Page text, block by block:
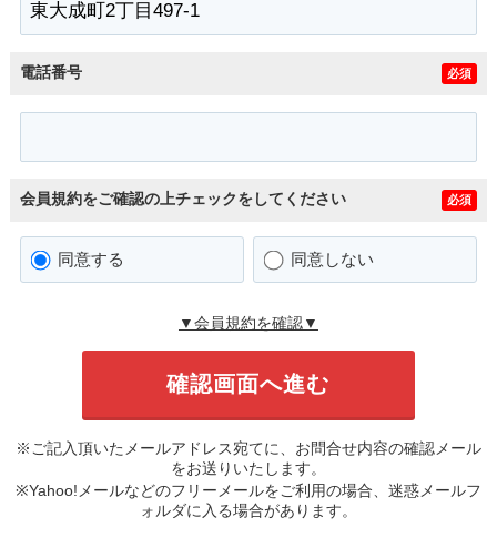
電話番号 必須
会員規約をご確認の上チェックをしてください 必須
同意する 同意しない
▼会員規約を確認▼
※ご記入頂いたメールアドレス宛てに、お問合せ内容の確認メール
をお送りいたします。
※Yahoo!メールなどのフリーメールをご利用の場合、迷惑メールフ
ォルダに入る場合があります。